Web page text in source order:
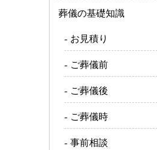
葬儀の基礎知識
お見積り
ご葬儀前
ご葬儀後
ご葬儀時
事前相談